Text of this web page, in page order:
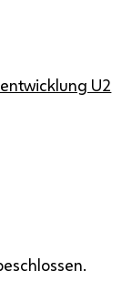
U2